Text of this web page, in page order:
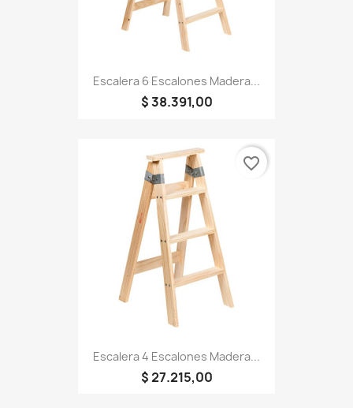
Escalera 6 Escalones Madera...
$ 38.391,00
Escalera 4 Escalones Madera...
$ 27.215,00
favorite_border